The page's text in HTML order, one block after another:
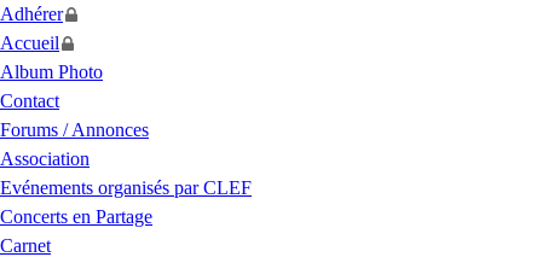
Adhérer
Accueil
Album Photo
Contact
Forums / Annonces
Association
Evénements organisés parCLEF
Concerts en Partage
Carnet